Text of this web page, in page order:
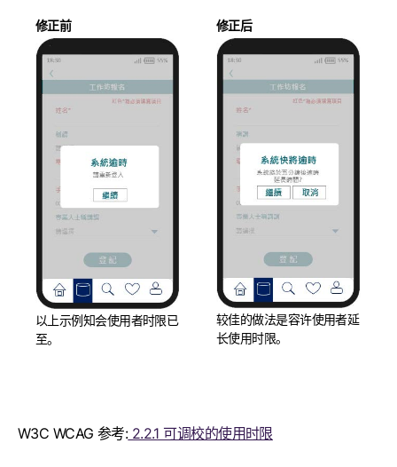
修正前
以上示例知会使用者时限已
至。
修正后
较佳的做法是容许使用者延
长使用时限。
W3C WCAG 参考:2.2.1 可调校的使用时限